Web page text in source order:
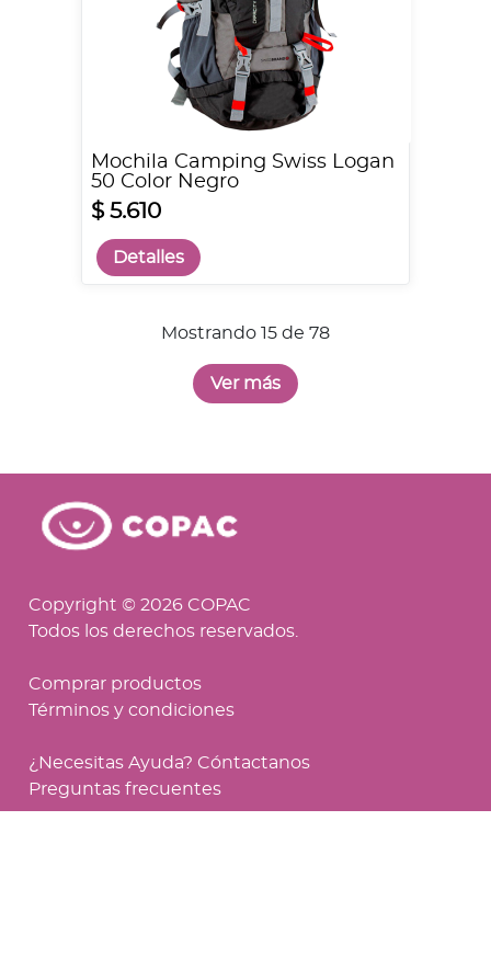
Mochila Camping Swiss Logan
50 Color Negro
$ 5.610
Detalles
Mostrando 15 de 78
Copyright © 2026 COPAC
Todos los derechos reservados.
Comprar productos
Términos y condiciones
¿Necesitas Ayuda? Cóntactanos
Preguntas frecuentes